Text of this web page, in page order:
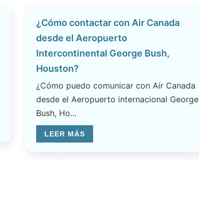
¿Cómo contactar con Air Canada
desde el Aeropuerto
Intercontinental George Bush,
Houston?
¿Cómo puedo comunicar con Air Canada
desde el Aeropuerto internacional George
Bush, Ho...
LEER MÁS